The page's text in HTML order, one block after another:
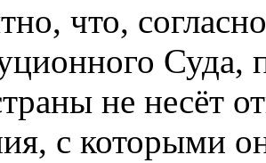
что,
Суда,
не несёт
с которыми